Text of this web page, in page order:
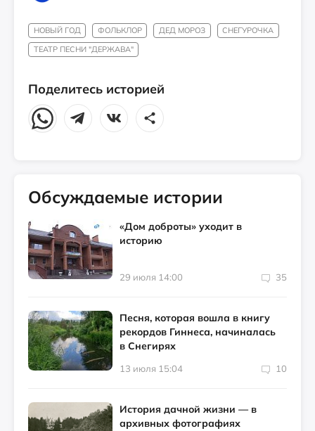
НОВЫЙ ГОД ФОЛЬКЛОР ДЕД МОРОЗ
СНЕГУРОЧКА
ТЕАТР ПЕСНИ "ДЕРЖАВА"
Поделитесь историей
Обсуждаемые истории
«Дом доброты» уходит в
историю
29 июля 14:00 35
Песня, которая вошла в книгу
рекордов Гиннеса, начиналась
в Снегирях
13 июля 15:04 10
История дачной жизни — в
архивных фотографиях